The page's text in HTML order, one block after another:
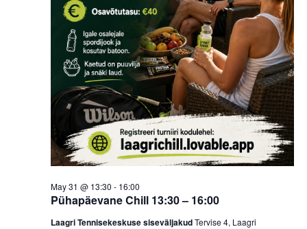
Pühapäevane Chill 13:30 – 16:00
May 31 @ 13:30 - 16:00
Laagri Tennisekeskuse siseväljakudTervise 4, Laagri